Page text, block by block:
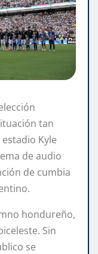
tan
Kyle
de audio
de cumbia
hondureño,
Sin
se